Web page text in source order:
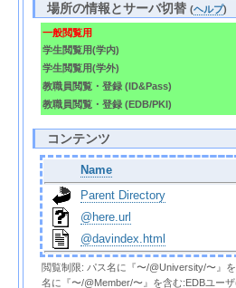
場所の情報とサーバ切替(ヘルプ)
一般閲覧用
学生閲覧用(学内)
学生閲覧用(学外)
教職員閲覧・登録 (ID&Pass)
教職員閲覧・登録 (EDB/PKI)
コンテンツ
Name
Parent Directory
@here.url
@davindex.html
閲覧制限: パス名に『〜/@University/〜』
名に『〜/@Member/〜』を含む:EDBユー